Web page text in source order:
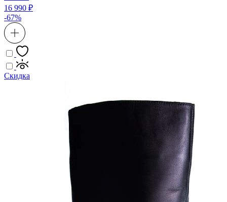
16 990 ₽
-67%
Скидка